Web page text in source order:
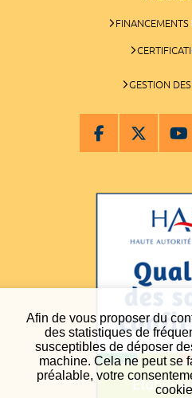
Afin de vous proposer du
des statistiques de
susceptibles de déposer
machine. Cela ne peut se
préalable, votre
FINANCEMENTS
GESTION